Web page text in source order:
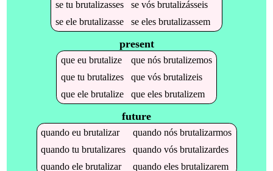
se tu brutalizasses se vós brutalizásseis
se ele brutalizasse se eles brutalizassem
present
que eu brutalize que nós brutalizemos
que tu brutalizes que vós brutalizeis
que ele brutalize que eles brutalizem
future
quandoeubrutalizar quandonósbrutalizarmos
quandotubrutalizares quandovósbrutalizardes
quandoelebrutalizar quandoelesbrutalizarem